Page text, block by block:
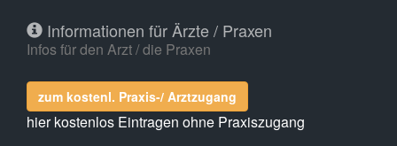
Informationen für Ärzte / Praxen
Infos für den Arzt / die Praxen
zum kostenl. Praxis-/ Arztzugang
hier kostenlos Eintragen ohne Praxiszugang